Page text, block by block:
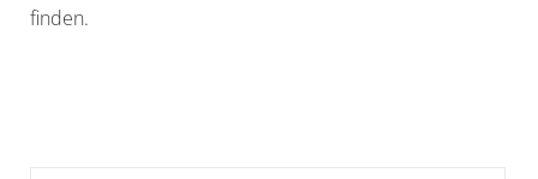
finden.